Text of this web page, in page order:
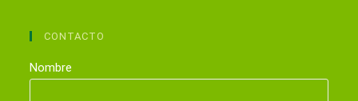
CONTACTO
Nombre